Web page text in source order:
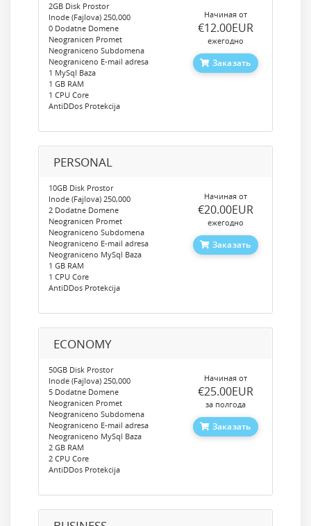
2GB Disk Prostor
Inode (Fajlova) 250,000
0 Dodatne Domene
Neogranicen Promet
Neograniceno Subdomena
Neograniceno E-mail adresa
1 MySql Baza
1 GB RAM
1 CPU Core
AntiDDos Protekcija
Начиная от
‎€12.00EUR
ежегодно
Заказать
PERSONAL
10GB Disk Prostor
Inode (Fajlova) 250,000
2 Dodatne Domene
Neogranicen Promet
Neograniceno Subdomena
Neograniceno E-mail adresa
Neograniceno MySql Baza
1 GB RAM
1 CPU Core
AntiDDos Protekcija
Начиная от
‎€20.00EUR
ежегодно
Заказать
ECONOMY
50GB Disk Prostor
Inode (Fajlova) 250,000
5 Dodatne Domene
Neogranicen Promet
Neograniceno Subdomena
Neograniceno E-mail adresa
Neograniceno MySql Baza
2 GB RAM
2 CPU Core
AntiDDos Protekcija
Начиная от
‎€25.00EUR
за полгода
Заказать